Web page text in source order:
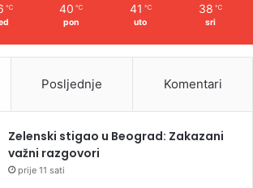
℃ 40 ℃
pon
41 ℃
uto
38 ℃
sri
Posljednje Komentari
Zelenski stigao u Beograd: Zakazani
važni razgovori
prije 11 sati